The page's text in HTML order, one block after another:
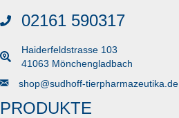
02161 590317
Haiderfeldstrasse 103
41063 Mönchengladbach
Senden Sie uns eine E-Mail
shop@sudhoff-tierpharmazeutika.de
PRODUKTE